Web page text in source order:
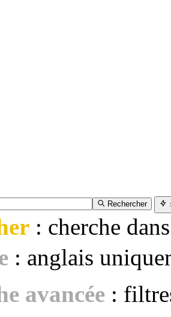
Rechercher
: cherche
: anglais
avancée :